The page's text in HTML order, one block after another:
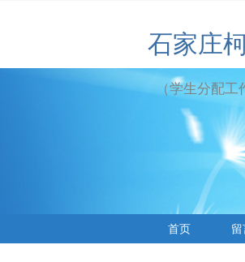
石家庄
（学生分配工
首页 留